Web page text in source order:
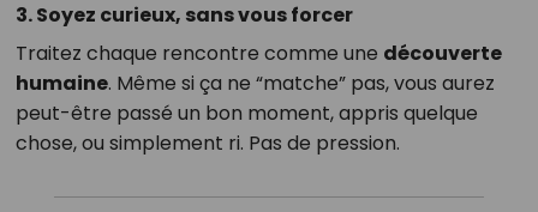
3. Soyez curieux, sans vous forcer
Traitez chaque rencontre comme une découverte
humaine. Même si ça ne “matche” pas, vous aurez
peut-être passé un bon moment, appris quelque
chose, ou simplement ri. Pas de pression.